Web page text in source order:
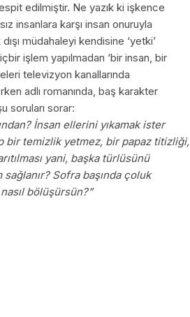
edilmiştir. Ne yazık ki işkence
insanlara karşı insan onuruyla
müdahaleyi kendisine ‘yetki’
işlem yapılmadan ‘bir insan, bir
televizyon kanallarında
adlı romanında, baş karakter
soruları sorar:
İnsan ellerini yıkamak ister
bir temizlik yetmez, bir papaz titizliği,
yani, başka türlüsünü
Sofra başında çoluk
bölüşürsün?”